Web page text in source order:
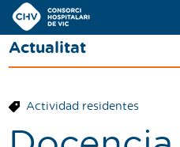
Navegación
principal
Actualidad
Actualitat
Actividad residentes